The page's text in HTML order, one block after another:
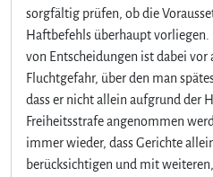
sorgfältig prüfen, ob die
Haftbefehls überhaupt vorliegen.
von Entscheidungen ist dabei
Fluchtgefahr, über den man
dass er nicht allein aufgrund der
Freiheitsstrafe angenommen
immer wieder, dass Gerichte
berücksichtigen und mit